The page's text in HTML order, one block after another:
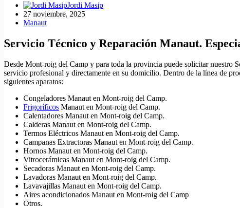
Jordi Masip
27 noviembre, 2025
Manaut
Servicio Técnico y Reparación Manaut.
Desde Mont-roig del Camp y para toda la provincia puede solicitar nuestro
servicio profesional y directamente en su domicilio. Dentro de la línea de
siguientes aparatos:
Congeladores Manaut en Mont-roig del Camp.
Frigoríficos Manaut en Mont-roig del Camp.
Calentadores Manaut en Mont-roig del Camp.
Calderas Manaut en Mont-roig del Camp.
Termos Eléctricos Manaut en Mont-roig del Camp.
Campanas Extractoras Manaut en Mont-roig del Camp.
Hornos Manaut en Mont-roig del Camp.
Vitrocerámicas Manaut en Mont-roig del Camp.
Secadoras Manaut en Mont-roig del Camp.
Lavadoras Manaut en Mont-roig del Camp.
Lavavajillas Manaut en Mont-roig del Camp.
Aires acondicionados Manaut en Mont-roig del Camp
Otros.